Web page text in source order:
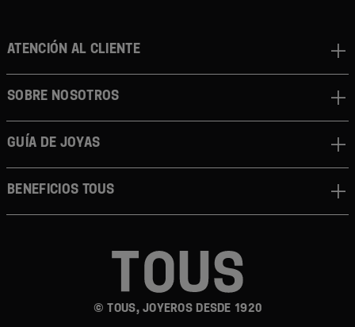
© TOUS, JOYEROS DESDE 1920
ATENCIÓN AL CLIENTE
SOBRE NOSOTROS
GUÍA DE JOYAS
BENEFICIOS TOUS